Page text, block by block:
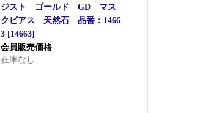
ジスト ゴールド GD マス
クピアス 天然石 品番：1466
3 [14663]
会員販売価格
在庫なし